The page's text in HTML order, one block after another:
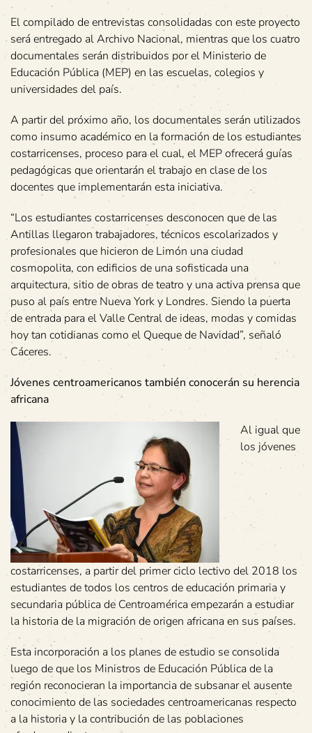
El compilado de entrevistas consolidadas con este proyecto
será entregado al Archivo Nacional, mientras que los cuatro
documentales serán distribuidos por el Ministerio de
Educación Pública (MEP) en las escuelas, colegios y
universidades del país.
A partir del próximo año, los documentales serán utilizados
como insumo académico en la formación de los estudiantes
costarricenses, proceso para el cual, el MEP ofrecerá guías
pedagógicas que orientarán el trabajo en clase de los
docentes que implementarán esta iniciativa.
“Los estudiantes costarricenses desconocen que de las
Antillas llegaron trabajadores, técnicos escolarizados y
profesionales que hicieron de Limón una ciudad
cosmopolita, con edificios de una sofisticada una
arquitectura, sitio de obras de teatro y una activa prensa que
puso al país entre Nueva York y Londres. Siendo la puerta
de entrada para el Valle Central de ideas, modas y comidas
hoy tan cotidianas como el Queque de Navidad”, señaló
Cáceres.
Jóvenes centroamericanos también conocerán su herencia
africana
Al igual que
los jóvenes
costarricenses, a partir del primer ciclo lectivo del 2018 los
estudiantes de todos los centros de educación primaria y
secundaria pública de Centroamérica empezarán a estudiar
la historia de la migración de origen africana en sus países.
Esta incorporación a los planes de estudio se consolida
luego de que los Ministros de Educación Pública de la
región reconocieran la importancia de subsanar el ausente
conocimiento de las sociedades centroamericanas respecto
a la historia y la contribución de las poblaciones